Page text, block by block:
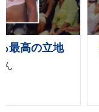
最高の立地
ん